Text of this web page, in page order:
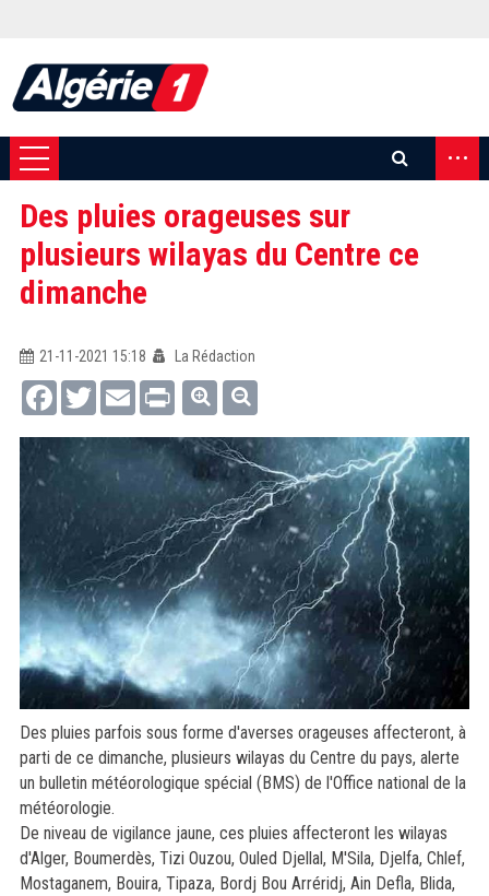
...
Des pluies orageuses sur
plusieurs wilayas du Centre ce
dimanche
21-11-2021 15:18
La Rédaction
FacebookTwitterEmail Print
Des pluies parfois sous forme d'averses orageuses affecteront, à
parti de ce dimanche, plusieurs wilayas du Centre du pays, alerte
un bulletin météorologique spécial (BMS) de l'Office national de la
météorologie.
De niveau de vigilance jaune, ces pluies affecteront les wilayas
d'Alger, Boumerdès, Tizi Ouzou, Ouled Djellal, M'Sila, Djelfa, Chlef,
Mostaganem, Bouira, Tipaza, Bordj Bou Arréridj, Ain Defla, Blida,